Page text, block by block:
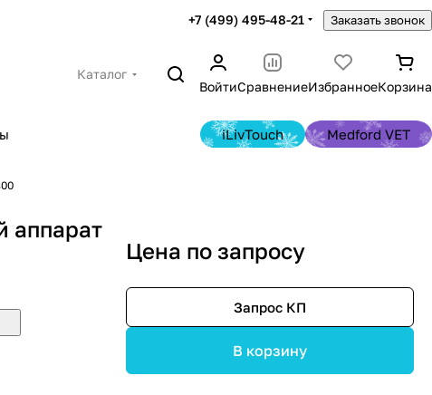
+7 (499) 495-48-21 Заказать звонок
Каталог
ВойтиСравнениеИзбранноеКорзина
iLivTouch Medford VET
аппарат
Цена по запросу
Запрос КП
В корзину